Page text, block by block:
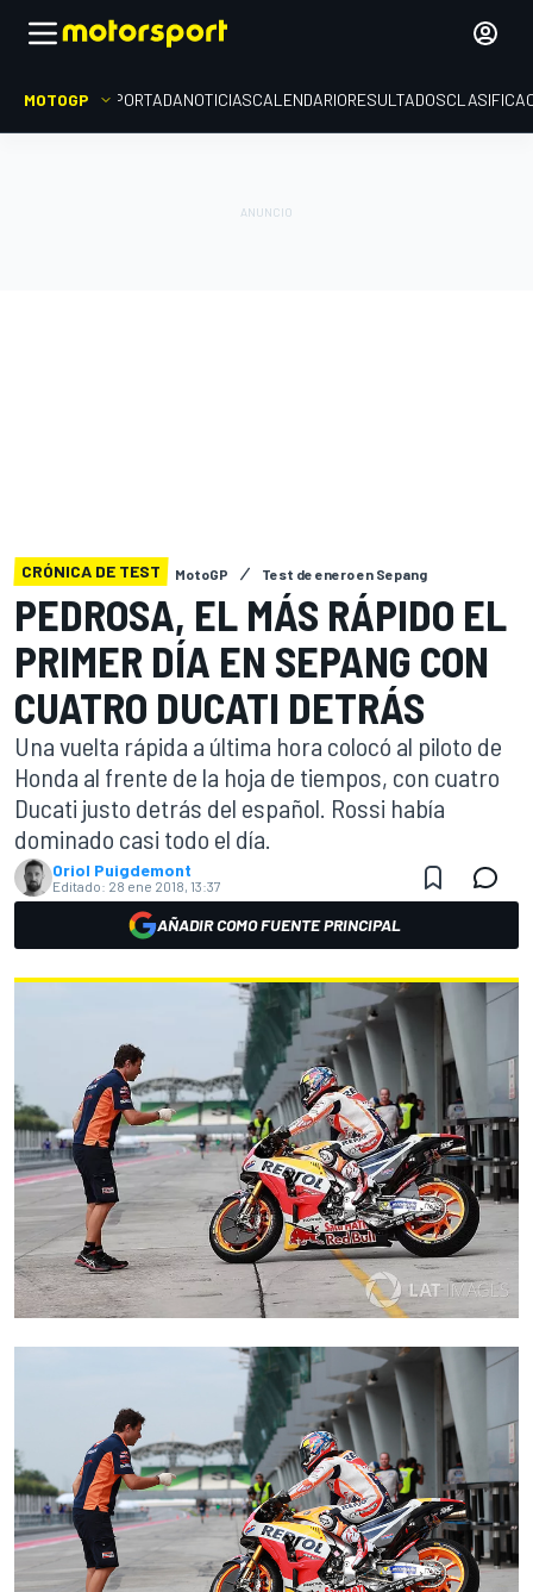
MOTOGP PORTADANOTICIASCALENDARIORESULTADOS
CRÓNICA DE TEST MotoGP Test de enero en Sepang
PEDROSA, EL MÁS RÁPIDO EL
PRIMER DÍA EN SEPANG CON
CUATRO DUCATI DETRÁS
Una vuelta rápida a última hora colocó al piloto de
Honda al frente de la hoja de tiempos, con cuatro
Ducati justo detrás del español. Rossi había
dominado casi todo el día.
Oriol Puigdemont
Editado: 28 ene 2018, 13:37
AÑADIR COMO FUENTE PRINCIPAL